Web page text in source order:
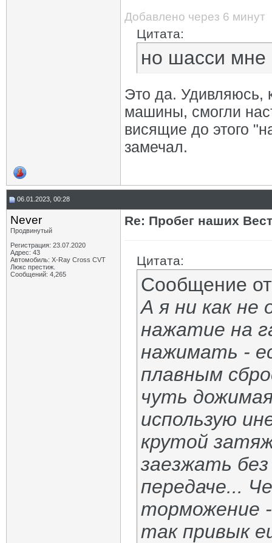
Добавлено через 6 минут
Цитата:
но шасси мне
Это да. Удивляюсь,
машины, смогли
висящие до этого
замечал.
06.01.2023, 00:28
Never
Продвинутый
Регистрация: 23.07.2020
Адрес: 43
Автомобиль: X-Ray Cross CVT
Люкс престиж.
Сообщений: 4,265
Re: Пробег наших
Цитата:
Сообщение
А я ни как не
нажатие на
нажимать -
плавным
чуть
использую
крутой
заезжать
передаче...
торможение
так привык